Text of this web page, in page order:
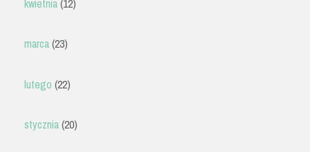
kwietnia(12)
marca(23)
lutego (22)
stycznia(20)